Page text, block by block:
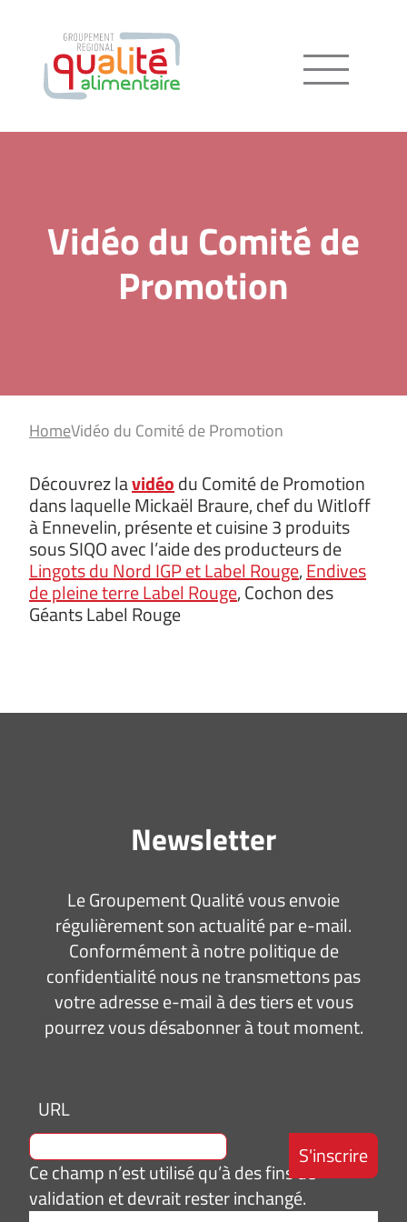
Menu
Vidéo du Comité de
Promotion
HomeVidéo du Comité de Promotion
Découvrez lavidéodu Comité de Promotion
dans laquelle Mickaël Braure, chef du Witloff
à Ennevelin, présente et cuisine 3 produits
sous SIQO avec l’aide des producteurs de
Lingots du Nord IGP et Label Rouge,Endives
de pleine terre Label Rouge, Cochon des
Géants Label Rouge
Newsletter
Le Groupement Qualité vous envoie
régulièrement son actualité par e-mail.
Conformément à notre politique de
confidentialité nous ne transmettons pas
votre adresse e-mail à des tiers et vous
pourrez vous désabonner à tout moment.
URL
Ce champ n’est utilisé qu’à des fins de
validation et devrait rester inchangé.